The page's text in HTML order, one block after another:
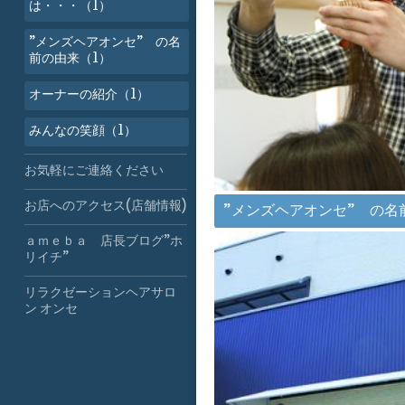
”メンズヘアオンセ” の名
は・・・（1）
”メンズヘアオンセ” の名
前の由来（1）
オーナーの紹介（1）
みんなの笑顔（1）
お気軽にご連絡ください
お店へのアクセス(店舗情報)
ａｍｅｂａ 店長ブログ”ホ
リイチ”
リラクゼーションヘアサロ
ン オンセ